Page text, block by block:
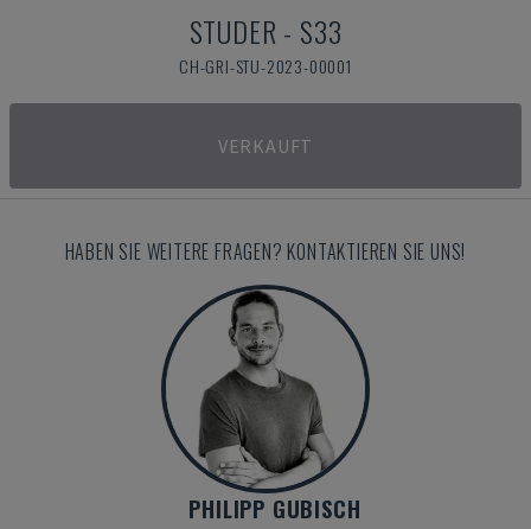
STUDER - S33
CH-GRI-STU-2023-00001
VERKAUFT
HABEN SIE WEITERE FRAGEN? KONTAKTIEREN SIE UNS!
PHILIPP GUBISCH